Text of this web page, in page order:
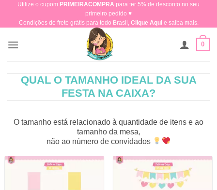
content
Utilize o cupom PRIMEIRACOMPRA para ter 5% de desconto no seu
primeiro pedido ♥​
Condições de frete grátis para todo Brasil, Clique Aquie saiba mais.
0
QUAL O TAMANHO IDEAL DA SUA
FESTA NA CAIXA?
O tamanho está relacionado à quantidade de itens e ao
tamanho da mesa,
não ao número de convidados